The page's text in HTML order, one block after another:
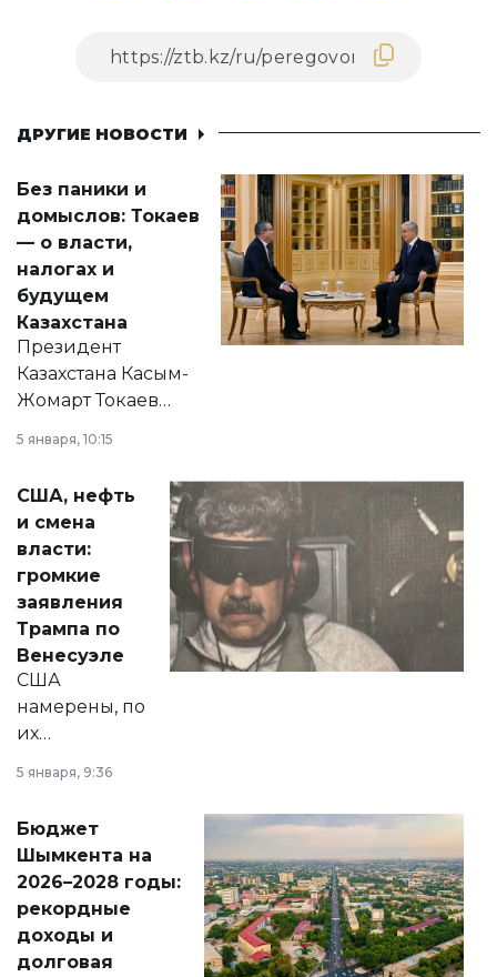
ДРУГИЕ НОВОСТИ
Без паники и
домыслов: Токаев
— о власти,
налогах и
будущем
Казахстана
Президент
Казахстана Касым-
Жомарт Токаев
сразу несколько
актуальных тем —
от слухов о
политических
реформах до
вопросов армии,
экономики и
личного здоровья.
5 января, 10:15
США, нефть
и смена
власти:
громкие
заявления
Трампа по
Венесуэле
США
намерены, по
их
принести
народу
Венесуэлы.
5 января, 9:36
Бюджет
Шымкента на
2026–2028 годы:
рекордные
доходы и
долговая